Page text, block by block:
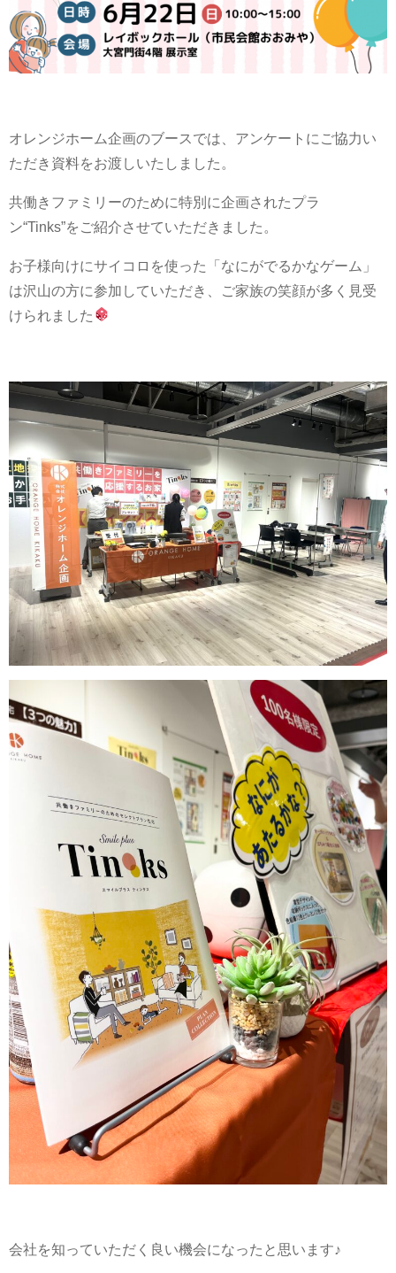
オレンジホーム企画のブースでは、アンケートにご協力い
ただき資料をお渡しいたしました。
共働きファミリーのために特別に企画されたプラ
ン“Tinks”をご紹介させていただきました。
お子様向けにサイコロを使った「なにがでるかなゲーム」
は沢山の方に参加していただき、ご家族の笑顔が多く見受
けられました
会社を知っていただく良い機会になったと思います♪